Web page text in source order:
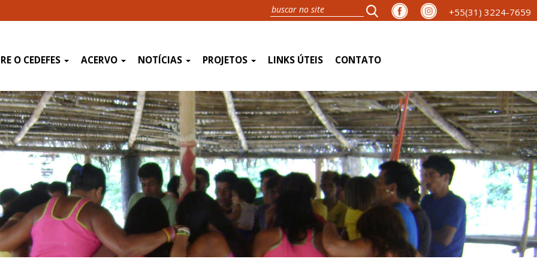
+55(31) 3224-7659
O CEDEFES ACERVO NOTÍCIAS PROJETOS LINKS ÚTEIS CONTATO